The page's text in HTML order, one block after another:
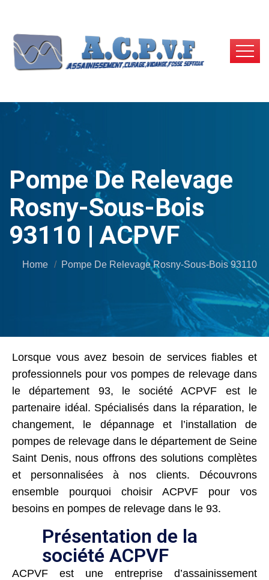
Pompe De Relevage
Rosny-Sous-Bois
93110 | ACPVF
Home Pompe De Relevage Rosny-Sous-Bois 93110
Lorsque vous avez besoin de services fiables et
professionnels pour vos pompes de relevage dans
le département 93, le société ACPVF est le
partenaire idéal. Spécialisés dans la réparation, le
changement, le dépannage et l’installation de
pompes de relevage dans le département de Seine
Saint Denis, nous offrons des solutions complètes
et personnalisées à nos clients. Découvrons
ensemble pourquoi choisir ACPVF pour vos
besoins en pompes de relevage dans le 93.
Présentation de la
société ACPVF
ACPVF est une entreprise d’assainissement